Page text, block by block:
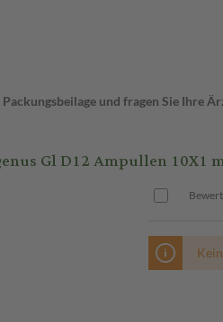
und fragen Sie Ihre
Gl D12 Ampullen 10X1